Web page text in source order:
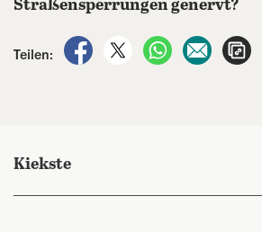
Straßensperrungen genervt?
Teilen:
auf Facebook teilen
auf X teilen
per per E-
Kiekste